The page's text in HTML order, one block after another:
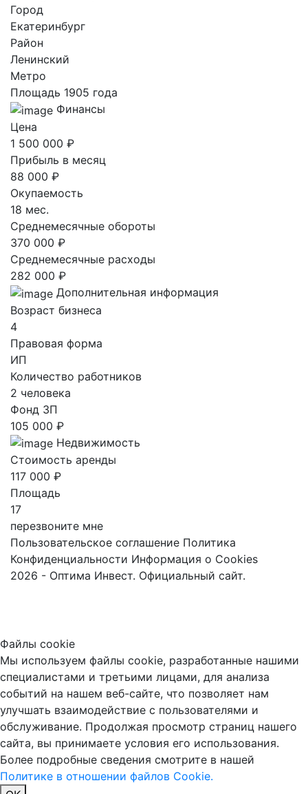
Город
Екатеринбург
Район
Ленинский
Метро
Площадь 1905 года
Финансы
Цена
1 500 000 ₽
Прибыль в месяц
88 000 ₽
Окупаемость
18 мес.
Среднемесячные обороты
370 000 ₽
Среднемесячные расходы
282 000 ₽
Дополнительная информация
Возраст бизнеса
4
Правовая форма
ИП
Количество работников
2 человека
Фонд ЗП
105 000 ₽
Недвижимость
Стоимость аренды
117 000 ₽
Площадь
17
перезвоните мне
Пользовательское соглашение Политика
Конфиденциальности Информация о Cookies
2026 - Оптима Инвест. Официальный сайт.
Файлы cookie
Мы используем файлы cookie, разработанные нашими
специалистами и третьими лицами, для анализа
событий на нашем веб-сайте, что позволяет нам
улучшать взаимодействие с пользователями и
обслуживание. Продолжая просмотр страниц нашего
сайта, вы принимаете условия его использования.
Более подробные сведения смотрите в нашей
Политике в отношении файлов Cookie.